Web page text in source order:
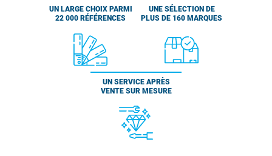
UN LARGE CHOIX PARMI
22 000 RÉFÉRENCES
UNE SÉLECTION DE
PLUS DE 160 MARQUES
UN SERVICE APRÈS
VENTE SUR MESURE